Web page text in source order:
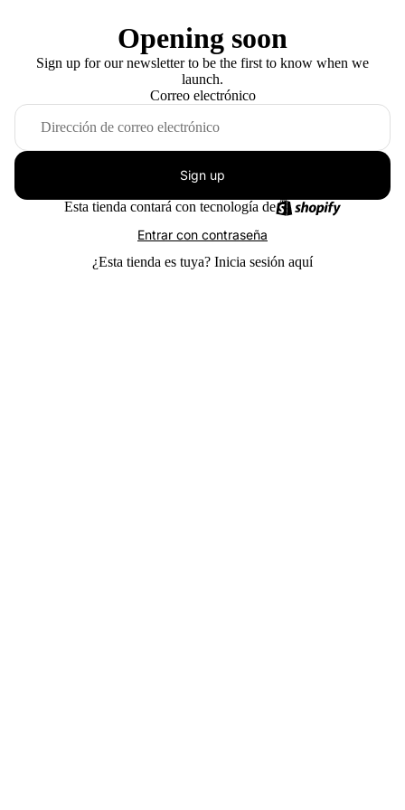
Opening soon
Sign up for our newsletter to be the first to know when we
launch.
Correo electrónico
Sign up
Esta tienda contará con tecnología de
Entrar con contraseña
¿Esta tienda es tuya? Inicia sesión aquí